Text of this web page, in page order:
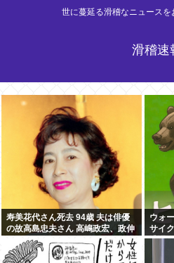
世に蔓延る滑稽なニュース
滑稽速
寿美花代さん死去 94歳 夫は俳優
の故高島忠夫さん 高嶋政宏、政伸
の母
ウォ
サイ
遭遇